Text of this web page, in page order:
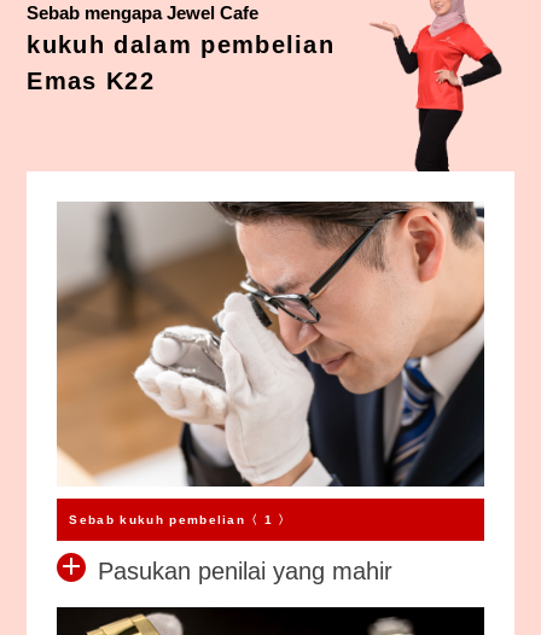
Sebab mengapa Jewel Cafe
kukuh dalam pembelian
Emas K22
Sebab kukuh pembelian〈 1 〉
Pasukan penilai yang mahir